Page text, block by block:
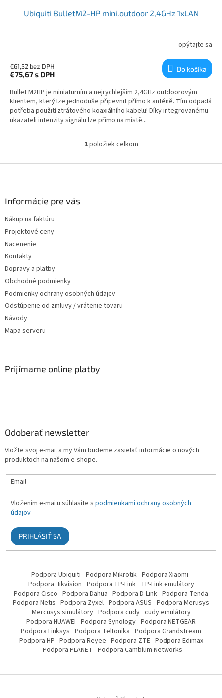
Ubiquiti BulletM2-HP mini.outdoor 2,4GHz 1xLAN
opýtajte sa
€61,52 bez DPH
€75,67s DPH
Do košíka
Bullet M2HP je miniaturním a nejrychlejším 2,4GHz outdoorovým
klientem, který lze jednoduše připevnit přímo k anténě. Tím odpadá
potřeba použití ztrátového koaxiálního kabelu! Díky integrovanému
ukazateli intenzity signálu lze přímo na místě...
Ovládacie prvky výpisu
1položiek celkom
Informácie pre vás
Nákup na faktúru
Projektové ceny
Nacenenie
Kontakty
Dopravy a platby
Obchodné podmienky
Podmienky ochrany osobných údajov
Odstúpenie od zmluvy / vrátenie tovaru
Návody
Mapa serveru
Prijímame online platby
Odoberať newsletter
Vložte svoj e-mail a my Vám budeme zasielať informácie o nových
produktoch na našom e-shope.
Email
Vložením e-mailu súhlasíte s podmienkami ochrany osobných
údajov
PRIHLÁSIŤ SA
Podpora Ubiquiti Podpora Mikrotik Podpora Xiaomi
Podpora Hikvision Podpora TP-Link TP-Link emulátory
Podpora Cisco Podpora Dahua Podpora D-Link Podpora Tenda
Podpora Netis Podpora Zyxel Podpora ASUS Podpora Merusys
Mercusys simulátory Podpora cudy cudy emulátory
Podpora HUAWEI Podpora Synology Podpora NETGEAR
Podpora Linksys Podpora Teltonika Podpora Grandstream
Podpora HP Podpora Reyee Podpora ZTE Podpora Edimax
Podpora PLANET Podpora Cambium Networks